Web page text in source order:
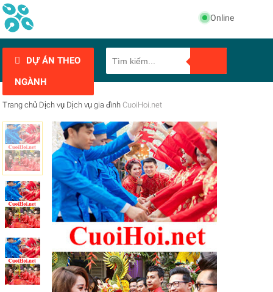
Online
DỰ ÁN THEO
NGÀNH
Trang chủ Dịch vụ Dịch vụ gia đình CuoiHoi.net